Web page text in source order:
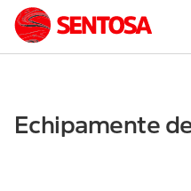
Echipamente